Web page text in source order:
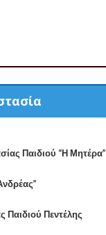
Παιδιού “Η Μητέρα”
Πεντέλης